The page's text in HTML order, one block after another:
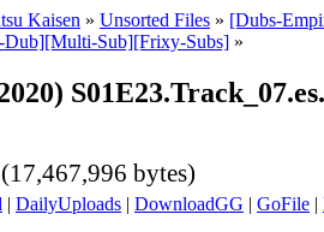
Kaisen » Unsorted Files » [Dubs-
Dub][Multi-Sub][Frixy-Subs] »
bytes)
| DailyUploads | DownloadGG | GoFile |